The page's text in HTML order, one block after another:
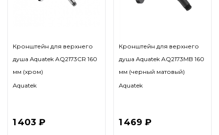
Кронштейн для верхнего
душа Aquatek AQ2173CR 160
мм (хром)
Aquatek
1 403 ₽
Кронштейн для верхнего
душа Aquatek AQ2173MB 160
мм (черный матовый)
Aquatek
1 469 ₽